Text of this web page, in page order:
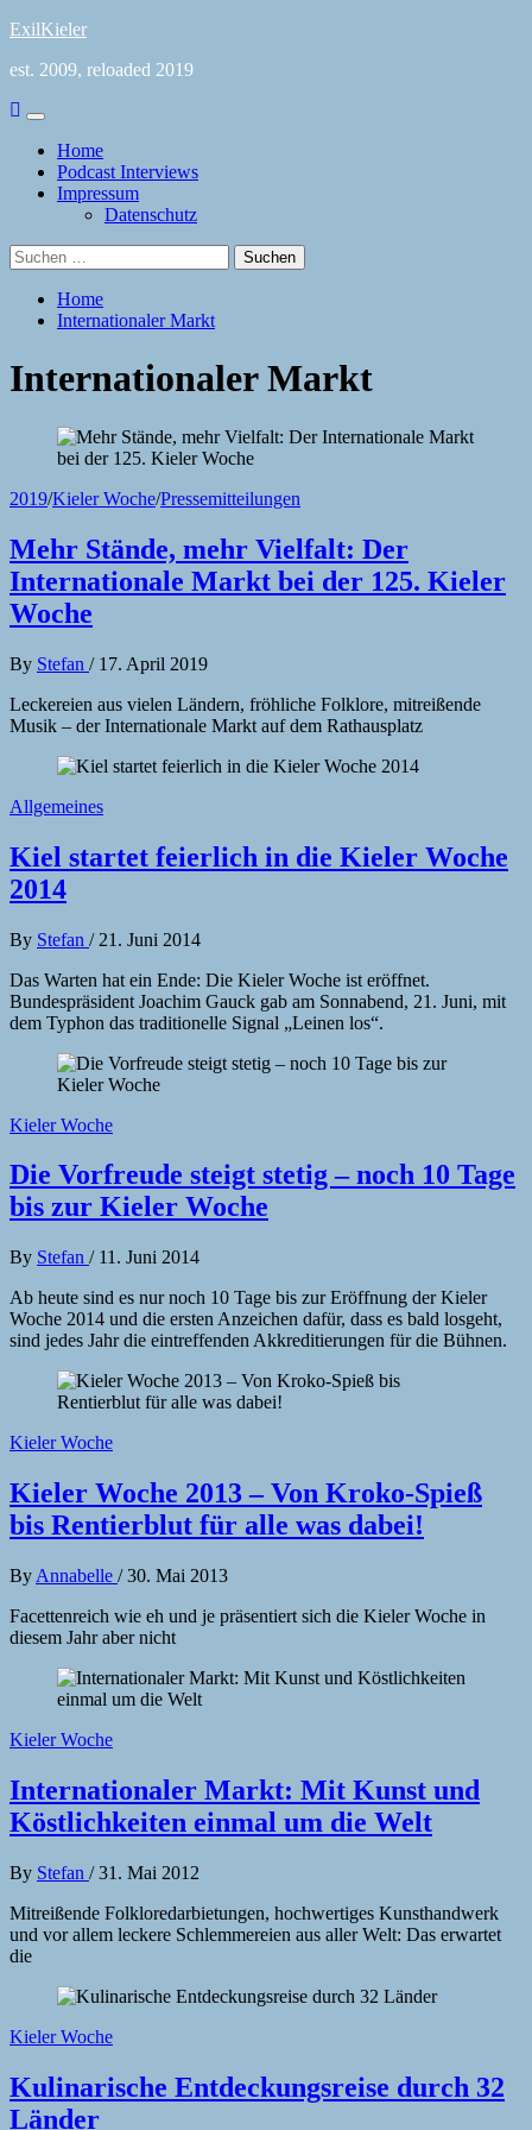
Skip
content
ExilKieler
est. 2009, reloaded 2019
Primary
MenuHome
Podcast Interviews
Impressum
Datenschutz
Suchen
nach:
Home
Internationaler Markt
Internationaler Markt
2019/Kieler Woche/Pressemitteilungen
Mehr Stände, mehr Vielfalt: Der
Internationale Markt bei der 125. Kieler
Woche
By Stefan / 17. April 2019
Leckereien aus vielen Ländern, fröhliche Folklore, mitreißende
Musik – der Internationale Markt auf dem Rathausplatz
Allgemeines
Kiel startet feierlich in die Kieler Woche
2014
By Stefan / 21. Juni 2014
Das Warten hat ein Ende: Die Kieler Woche ist eröffnet.
Bundespräsident Joachim Gauck gab am Sonnabend, 21. Juni, mit
dem Typhon das traditionelle Signal „Leinen los“.
Kieler Woche
Die Vorfreude steigt stetig – noch 10 Tage
bis zur Kieler Woche
By Stefan / 11. Juni 2014
Ab heute sind es nur noch 10 Tage bis zur Eröffnung der Kieler
Woche 2014 und die ersten Anzeichen dafür, dass es bald losgeht,
sind jedes Jahr die eintreffenden Akkreditierungen für die Bühnen.
Kieler Woche
Kieler Woche 2013 – Von Kroko-Spieß
bis Rentierblut für alle was dabei!
By Annabelle / 30. Mai 2013
Facettenreich wie eh und je präsentiert sich die Kieler Woche in
diesem Jahr aber nicht
Kieler Woche
Internationaler Markt: Mit Kunst und
Köstlichkeiten einmal um die Welt
By Stefan / 31. Mai 2012
Mitreißende Folkloredarbietungen, hochwertiges Kunsthandwerk
und vor allem leckere Schlemmereien aus aller Welt: Das erwartet
die
Kieler Woche
Kulinarische Entdeckungsreise durch 32
Länder